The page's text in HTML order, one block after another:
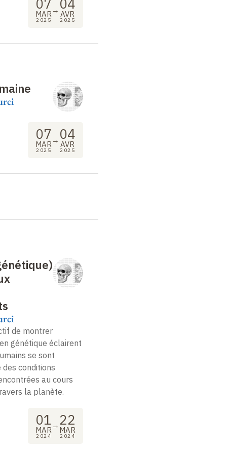
07
MAR
2025
→ 04
AVR
2025
07
MAR
2025
→ 04
AVR
2025
de montrer
génétique éclairent
se sont
conditions
au cours
la planète.
01
MAR
2024
→ 22
MAR
2024